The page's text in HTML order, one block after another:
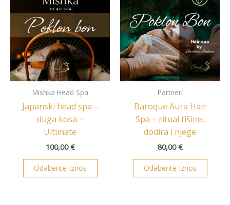
Mishka Head Spa
Japanski head spa –
duga kosa –
Ultimate
100,00€
Odaberite Iznos
Partneri
Baroque Aura Hair
Spa – ritual tišine,
dodira i njege
80,00€
Odaberite Iznos